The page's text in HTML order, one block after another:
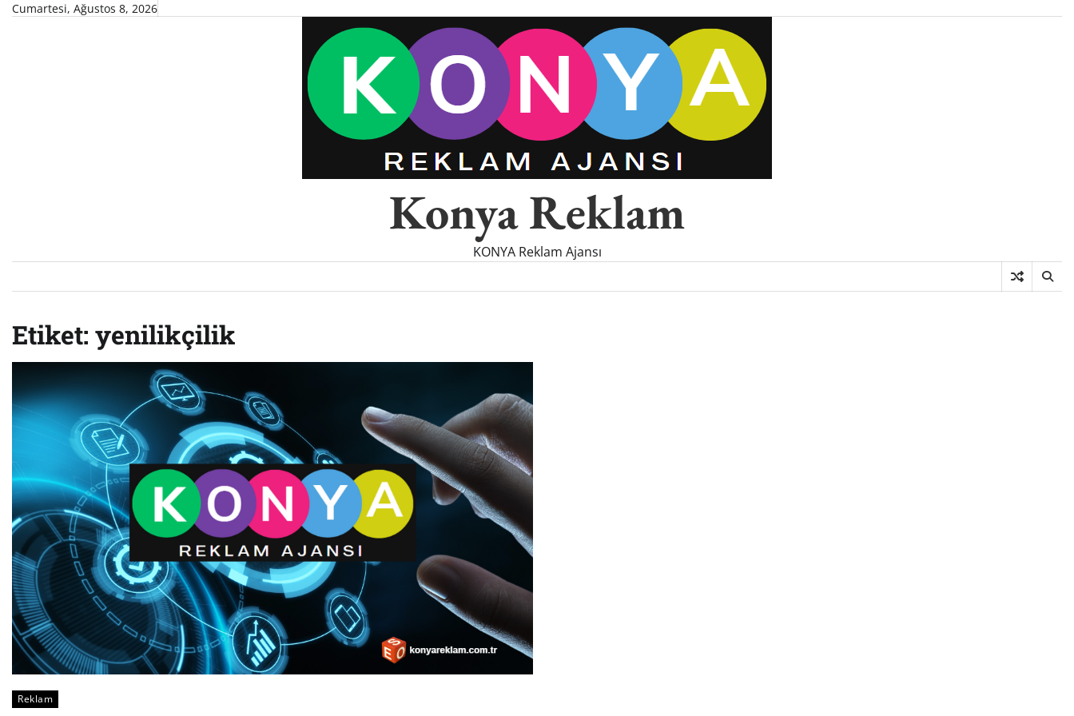
SkipCumartesi, Ağustos 8, 2026
Konya Reklam
KONYA Reklam Ajansı
Etiket: yenilikçilik
Reklam